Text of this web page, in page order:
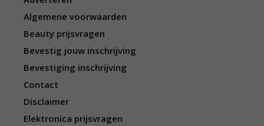
Algemene voorwaarden
Beauty prijsvragen
Bevestig jouw inschrijving
Bevestiging inschrijving
Contact
Disclaimer
Elektronica prijsvragen